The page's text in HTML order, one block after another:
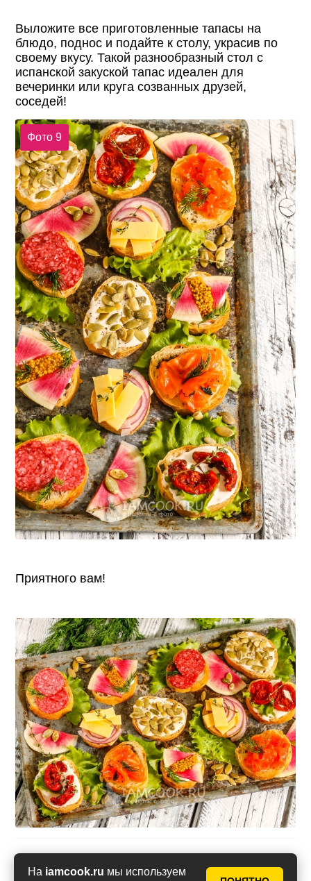
На iamcook.ru мы используем
Выложите все приготовленные тапасы на
блюдо, поднос и подайте к столу, украсив по
своему вкусу. Такой разнообразный стол с
испанской закуской тапас идеален для
вечеринки или круга созванных друзей,
соседей!
Фото 9
Приятного вам!
Оценить рецепт